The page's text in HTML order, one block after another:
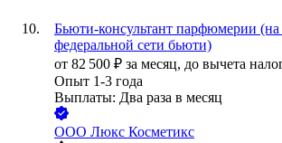
Бьюти-консультант парфюмерии (на
федеральной сети бьюти)
от 82 500 ₽ за месяц, до вычета
Опыт 1-3 года
Выплаты: Два раза в месяц
ООО Люкс Косметикс